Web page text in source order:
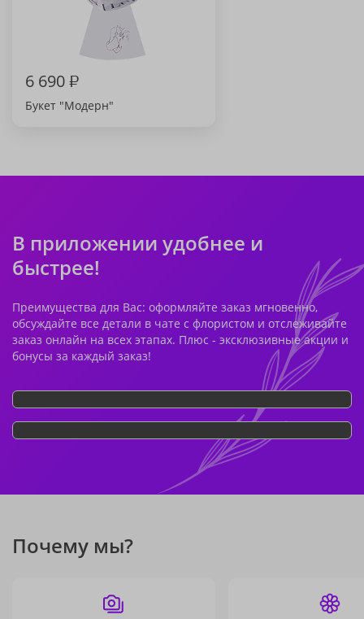
6 690₽
Букет "Модерн"
В приложении удобнее и
быстрее!
Преимущества для Вас: оформляйте заказ мгновенно,
обсуждайте все детали в чате с флористом и отслеживайте
заказ онлайн на всех этапах. Плюс - эксклюзивные акции и
бонусы за каждый заказ!
Почему мы?